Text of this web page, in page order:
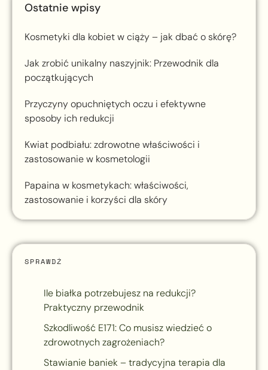
Ostatnie wpisy
Kosmetyki dla kobiet w ciąży – jak dbać o skórę?
Jak zrobić unikalny naszyjnik: Przewodnik dla
początkujących
Przyczyny opuchniętych oczu i efektywne
sposoby ich redukcji
Kwiat podbiału: zdrowotne właściwości i
zastosowanie w kosmetologii
Papaina w kosmetykach: właściwości,
zastosowanie i korzyści dla skóry
SPRAWDŹ
Ile białka potrzebujesz na redukcji?
Praktyczny przewodnik
Szkodliwość E171: Co musisz wiedzieć o
zdrowotnych zagrożeniach?
Stawianie baniek – tradycyjna terapia dla